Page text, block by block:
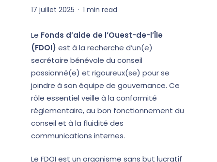
17 juillet 2025 1 min read
Le Fonds d’aide de l’Ouest-de-l’Île
(FDOI) est à la recherche d’un(e)
secrétaire bénévole du conseil
passionné(e) et rigoureux(se) pour se
joindre à son équipe de gouvernance. Ce
rôle essentiel veille à la conformité
réglementaire, au bon fonctionnement du
conseil et à la fluidité des
communications internes.
Le FDOI est un organisme sans but lucratif